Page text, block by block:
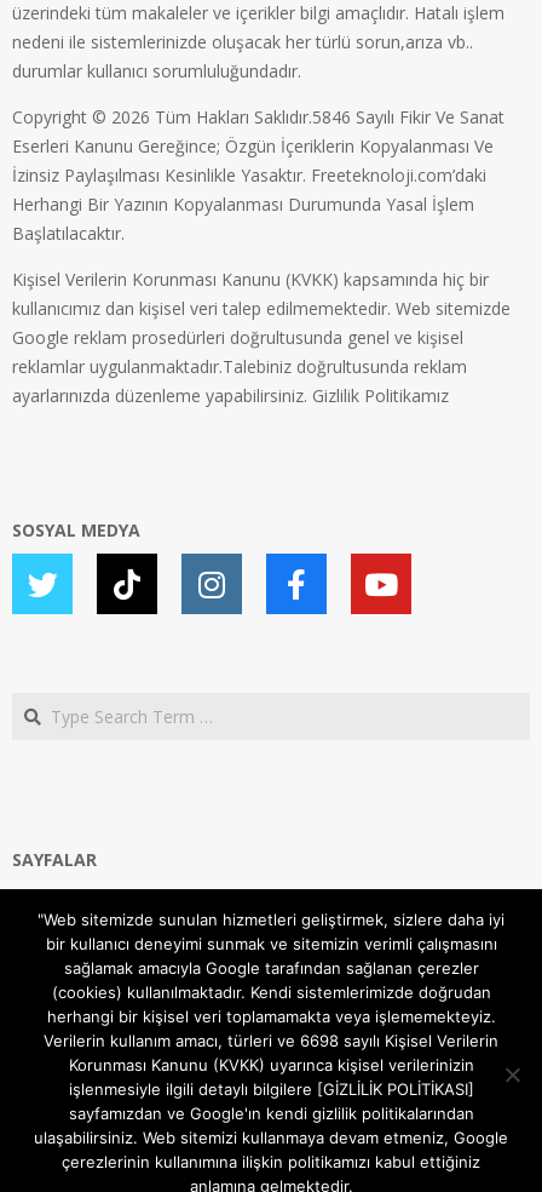
üzerindeki tüm makaleler ve içerikler bilgi amaçlıdır. Hatalı işlem
nedeni ile sistemlerinizde oluşacak her türlü sorun,arıza vb..
durumlar kullanıcı sorumluluğundadır.
Copyright © 2026 Tüm Hakları Saklıdır.5846 Sayılı Fikir Ve Sanat
Eserleri Kanunu Gereğince; Özgün İçeriklerin Kopyalanması Ve
İzinsiz Paylaşılması Kesinlikle Yasaktır. Freeteknoloji.com’daki
Herhangi Bir Yazının Kopyalanması Durumunda Yasal İşlem
Başlatılacaktır.
Kişisel Verilerin Korunması Kanunu (KVKK) kapsamında hiç bir
kullanıcımız dan kişisel veri talep edilmemektedir. Web sitemizde
Google reklam prosedürleri doğrultusunda genel ve kişisel
reklamlar uygulanmaktadır.Talebiniz doğrultusunda reklam
ayarlarınızda düzenleme yapabilirsiniz. Gizlilik Politikamız
SOSYAL MEDYA
Search
SAYFALAR
Gizlilik ve Çerezler (Cookies) Politikası
Hakkımızda
İletişim Kanalları
MODEM KURULUM
TEKNİK DESTEK
TELEVİZYON SİSTEMLERİ
"Web sitemizde sunulan hizmetleri geliştirmek, sizlere daha iyi
bir kullanıcı deneyimi sunmak ve sitemizin verimli çalışmasını
sağlamak amacıyla Google tarafından sağlanan çerezler
(cookies) kullanılmaktadır. Kendi sistemlerimizde doğrudan
herhangi bir kişisel veri toplamamakta veya işlememekteyiz.
Verilerin kullanım amacı, türleri ve 6698 sayılı Kişisel Verilerin
Korunması Kanunu (KVKK) uyarınca kişisel verilerinizin
işlenmesiyle ilgili detaylı bilgilere [GİZLİLİK POLİTİKASI]
sayfamızdan ve Google'ın kendi gizlilik politikalarından
ulaşabilirsiniz. Web sitemizi kullanmaya devam etmeniz, Google
çerezlerinin kullanımına ilişkin politikamızı kabul ettiğiniz
anlamına gelmektedir.